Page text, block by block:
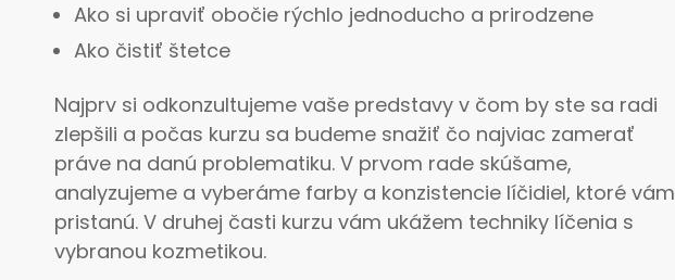
Ako si upraviť obočie rýchlo jednoducho a prirodzene
Ako čistiť štetce
Najprv si odkonzultujeme vaše predstavy v čom by ste sa radi
zlepšili a počas kurzu sa budeme snažiť čo najviac zamerať
práve na danú problematiku. V prvom rade skúšame,
analyzujeme a vyberáme farby a konzistencie líčidiel, ktoré vám
pristanú. V druhej časti kurzu vám ukážem techniky líčenia s
vybranou kozmetikou.